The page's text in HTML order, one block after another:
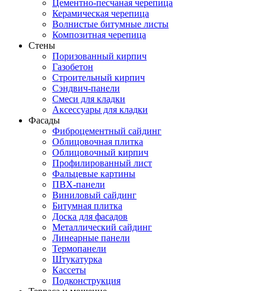
Цементно-песчаная черепица
Керамическая черепица
Волнистые битумные листы
Композитная черепица
Стены
Поризованный кирпич
Газобетон
Строительный кирпич
Сэндвич-панели
Смеси для кладки
Аксессуары для кладки
Фасады
Фиброцементный сайдинг
Облицовочная плитка
Облицовочный кирпич
Профилированный лист
Фальцевые картины
ПВХ-панели
Виниловый сайдинг
Битумная плитка
Доска для фасадов
Металлический сайдинг
Линеарные панели
Термопанели
Штукатурка
Кассеты
Подконструкция